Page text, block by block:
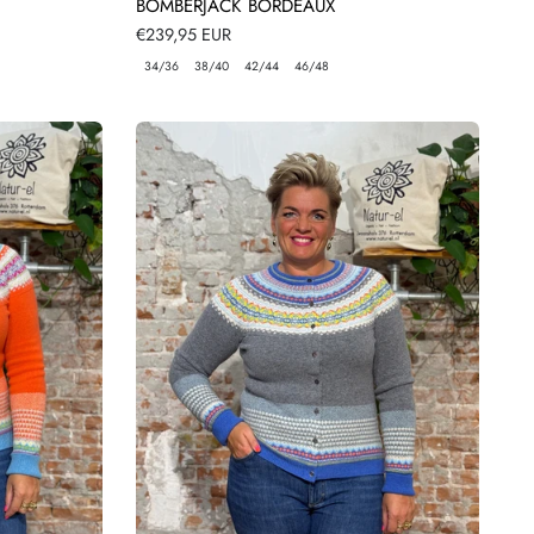
BOMBERJACK BORDEAUX
Normale
prijs
€239,95 EUR
34/36 38/40 42/44 46/48